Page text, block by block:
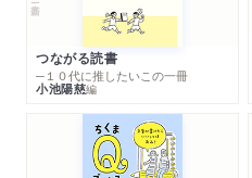
つながる読書
─１０代に推したいこの一冊
小池陽慈編